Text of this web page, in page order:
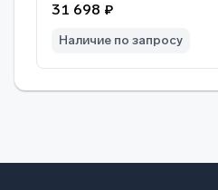
31 698 ₽
Наличие по запросу